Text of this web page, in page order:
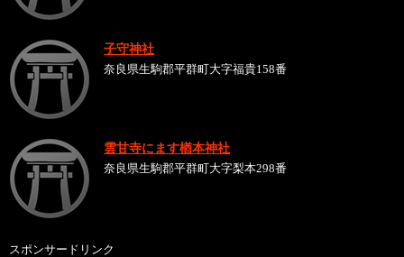
子守神社
奈良県生駒郡平群町大字福貴158番
雲甘寺にます楢本神社
奈良県生駒郡平群町大字梨本298番
スポンサードリンク